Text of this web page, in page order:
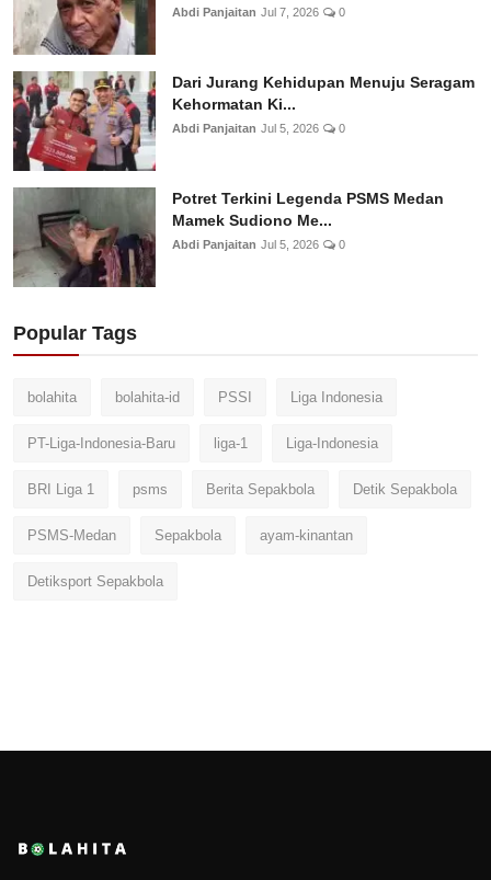
Abdi Panjaitan Jul 7, 2026 0
Dari Jurang Kehidupan Menuju Seragam
Kehormatan Ki...
Abdi Panjaitan Jul 5, 2026 0
Potret Terkini Legenda PSMS Medan
Mamek Sudiono Me...
Abdi Panjaitan Jul 5, 2026 0
Popular Tags
bolahita bolahita-id PSSI Liga Indonesia
PT-Liga-Indonesia-Baru liga-1 Liga-Indonesia
BRI Liga 1 psms Berita Sepakbola Detik Sepakbola
PSMS-Medan Sepakbola ayam-kinantan
Detiksport Sepakbola